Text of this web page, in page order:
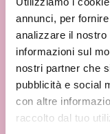
annunci, per
analizzare il
informazioni sul
nostri partner che
pubblicità e social
con altre
raccolto dal tuo